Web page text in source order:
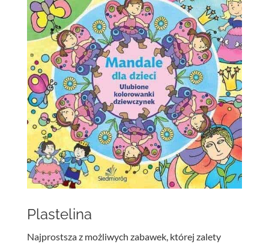
Plastelina
Najprostsza z możliwych zabawek, której zalety